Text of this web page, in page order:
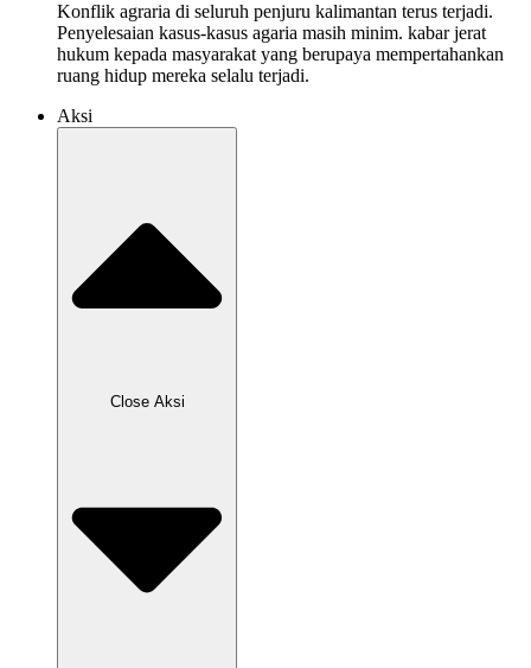
Konflik agraria di seluruh penjuru kalimantan terus terjadi.
Penyelesaian kasus-kasus agaria masih minim. kabar jerat
hukum kepada masyarakat yang berupaya mempertahankan
ruang hidup mereka selalu terjadi.
Aksi
Close Aksi